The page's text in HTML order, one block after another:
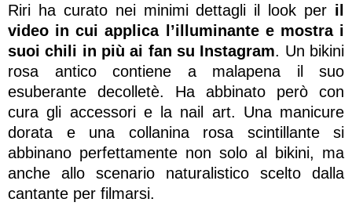
Riri ha curato nei minimi dettagli il look per il
video in cui applica l’illuminante e mostra i
suoi chili in più ai fan su Instagram. Un bikini
rosa antico contiene a malapena il suo
esuberante decolletè. Ha abbinato però con
cura gli accessori e la nail art. Una manicure
dorata e una collanina rosa scintillante si
abbinano perfettamente non solo al bikini, ma
anche allo scenario naturalistico scelto dalla
cantante per filmarsi.